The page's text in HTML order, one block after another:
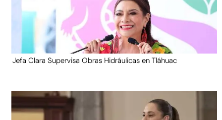
Jefa Clara Supervisa Obras Hidráulicas en Tláhuac